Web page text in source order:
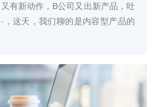
有新动作，B公司又出新产品，吐
，这天，我们聊的是内容型产品的